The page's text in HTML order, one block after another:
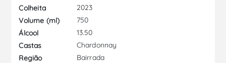
Colheita
2023
Volume (ml)
750
Álcool
13.50
Castas
Chardonnay
Região
Bairrada